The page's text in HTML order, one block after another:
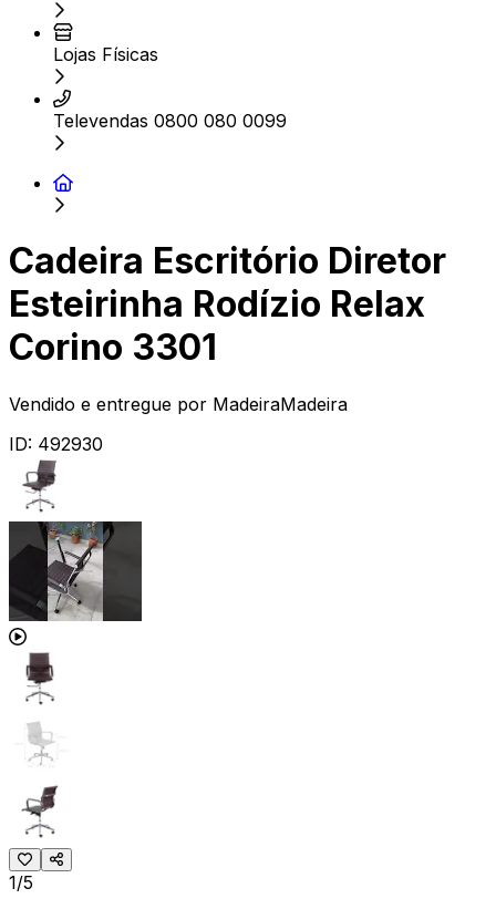
Lojas Físicas
Televendas 0800 080 0099
Cadeira Escritório Diretor
Esteirinha Rodízio Relax
Corino 3301
Vendido e entregue por MadeiraMadeira
ID: 492930
1/5